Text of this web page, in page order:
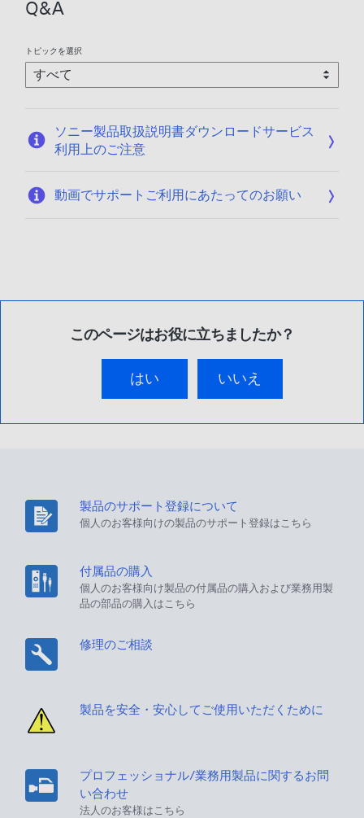
Q&A
トピックを選択
ソニー製品取扱説明書ダウンロードサービス
利用上のご注意
動画でサポートご利用にあたってのお願い
このページはお役に立ちましたか？
はい いいえ
製品のサポート登録について
個人のお客様向けの製品のサポート登録はこちら
付属品の購入
個人のお客様向け製品の付属品の購入および業務用製
品の部品の購入はこちら
修理のご相談
製品を安全・安心してご使用いただくために
プロフェッショナル/業務用製品に関するお問
い合わせ
法人のお客様はこちら